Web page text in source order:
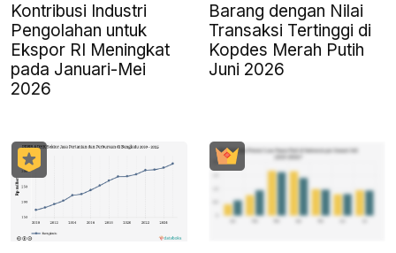
Kontribusi Industri
Pengolahan untuk
Ekspor RI Meningkat
pada Januari-Mei
2026
Barang dengan Nilai
Transaksi Tertinggi di
Kopdes Merah Putih
Juni 2026